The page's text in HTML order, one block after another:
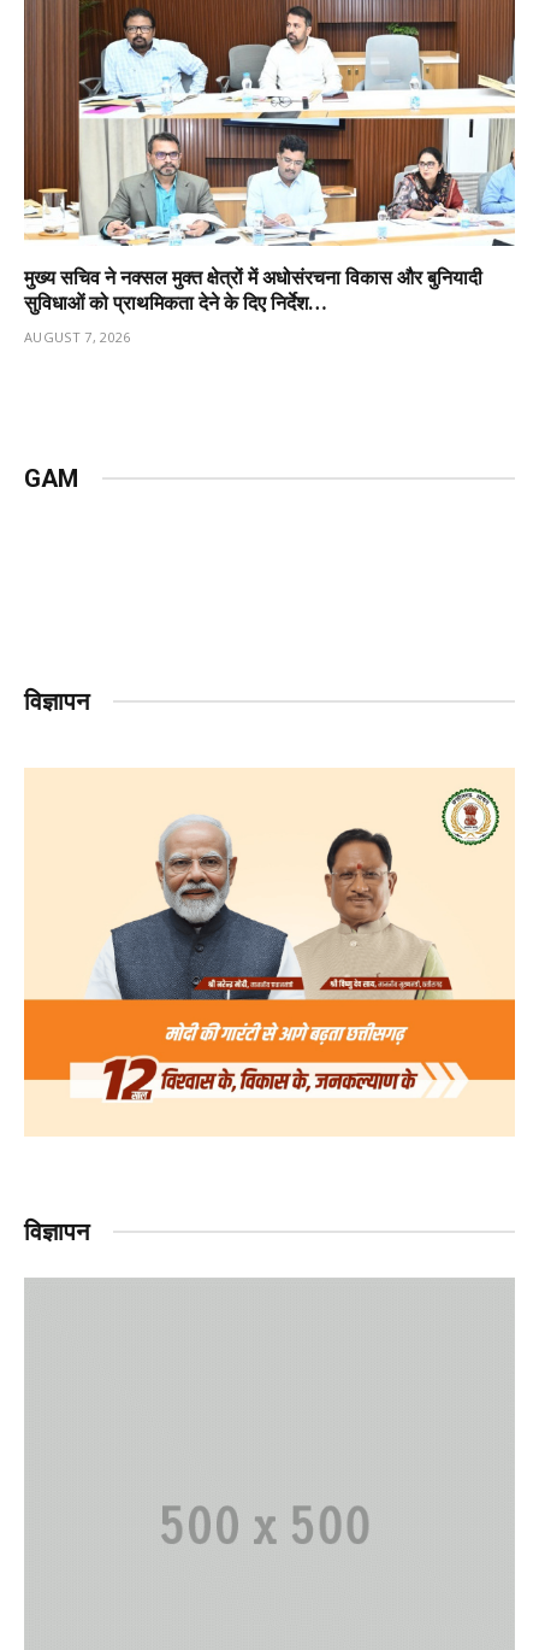
मुख्य सचिव ने नक्सल मुक्त क्षेत्रों में अधोसंरचना विकास और बुनियादी
सुविधाओं को प्राथमिकता देने के दिए निर्देश…
AUGUST 7, 2026
GAM
विज्ञापन
विज्ञापन